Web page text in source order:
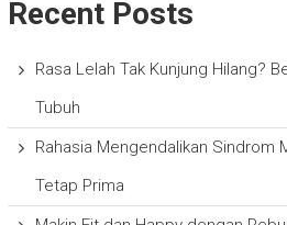
Recent Posts
Rasa Lelah Tak Kunjung Hilang?
Tubuh
Rahasia Mengendalikan Sindrom
Tetap Prima